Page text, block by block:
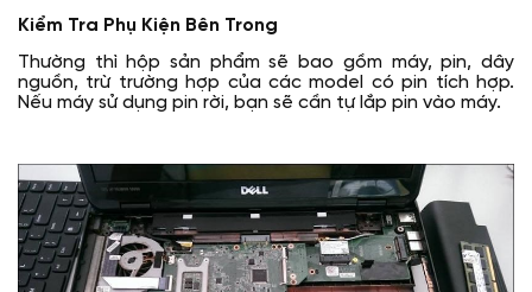
Kiểm Tra Phụ Kiện Bên Trong
Thường thì hộp sản phẩm sẽ bao gồm máy, pin, dây
nguồn, trừ trường hợp của các model có pin tích hợp.
Nếu máy sử dụng pin rời, bạn sẽ cần tự lắp pin vào máy.